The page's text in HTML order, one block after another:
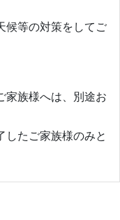
等の対策をしてご
家族様へは、別途お
したご家族様のみと